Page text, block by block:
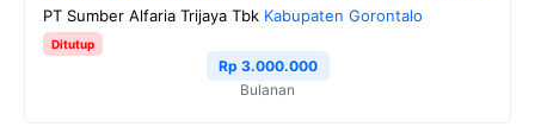
PT Sumber Alfaria Trijaya Tbk Kabupaten Gorontalo
Ditutup
Rp 3.000.000
Bulanan